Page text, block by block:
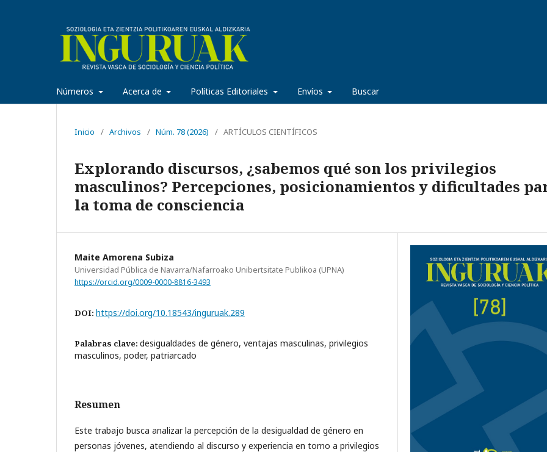
Números Acerca de Políticas Editoriales Envíos Buscar
Inicio / Archivos / Núm. 78 (2026) / ARTÍCULOS CIENTÍFICOS
Explorando discursos, ¿sabemos qué son los privilegios
masculinos? Percepciones, posicionamientos y dificultades
la toma de consciencia
Maite Amorena Subiza
Universidad Pública de Navarra/Nafarroako Unibertsitate Publikoa (UPNA)
https://orcid.org/0009-0000-8816-3493
DOI: https://doi.org/10.18543/inguruak.289
Palabras clave: desigualdades de género, ventajas masculinas, privilegios
masculinos, poder, patriarcado
Resumen
Este trabajo busca analizar la percepción de la desigualdad de género en
personas jóvenes, atendiendo al discurso y experiencia en torno a privilegios